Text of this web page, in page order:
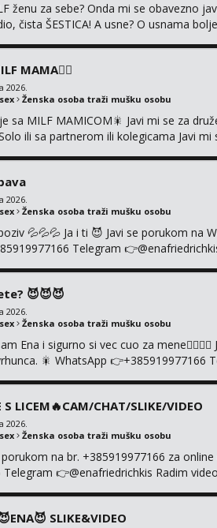
ženu za sebe? Onda mi se obavezno
čista ŠESTICA! A usne? O usnama
MAMA❤️‍🔥
2026.
Ženska osoba traži mušku osobu
sa MILF MAMICOM🎇 Javi mi se za
ili sa partnerom ili kolegicama Javi
2026.
Ženska osoba traži mušku osobu
💦💦💦 Ja i ti 😈 Javi se porukom na
Telegram
😈😈😈
2026.
Ženska osoba traži mušku osobu
Ena i sigurno si vec cuo za
🎇 WhatsApp 👉+385919977166
S LICEM🔥CAM/CHAT/SLIKE/VIDEO
2026.
Ženska osoba traži mušku osobu
porukom na br. +385919977166 za
Telegram 👉@enafriedrichkis Radim
SLIKE&VIDEO